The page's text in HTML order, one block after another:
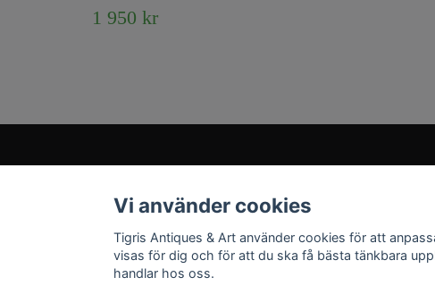
1 950 kr
Info@tigrisantiques.com
YouTube
Vi använder cookies
Tigris Antiques & Art använder cookies för att
visas för dig och för att du ska få bästa tänkbara
handlar hos oss.